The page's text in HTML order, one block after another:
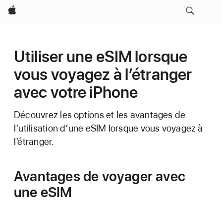
Apple
Utiliser une eSIM lorsque
vous voyagez à l’étranger
avec votre iPhone
Découvrez les options et les avantages de
l’utilisation d’une eSIM lorsque vous voyagez à
l’étranger.
Avantages de voyager avec
une eSIM